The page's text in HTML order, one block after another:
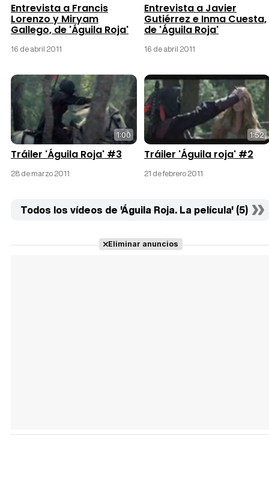
Entrevista a Francis
Lorenzo y Miryam
Gallego, de 'Águila Roja'
16 de abril 2011
Entrevista a Javier
Gutiérrez e Inma Cuesta,
de 'Águila Roja'
16 de abril 2011
1:00
Tráiler 'Águila Roja' #3
28 de marzo 2011
1:52
Tráiler 'Águila roja' #2
21 de febrero 2011
Todos los vídeos de 'Águila Roja. La película' (5)
Eliminar anuncios